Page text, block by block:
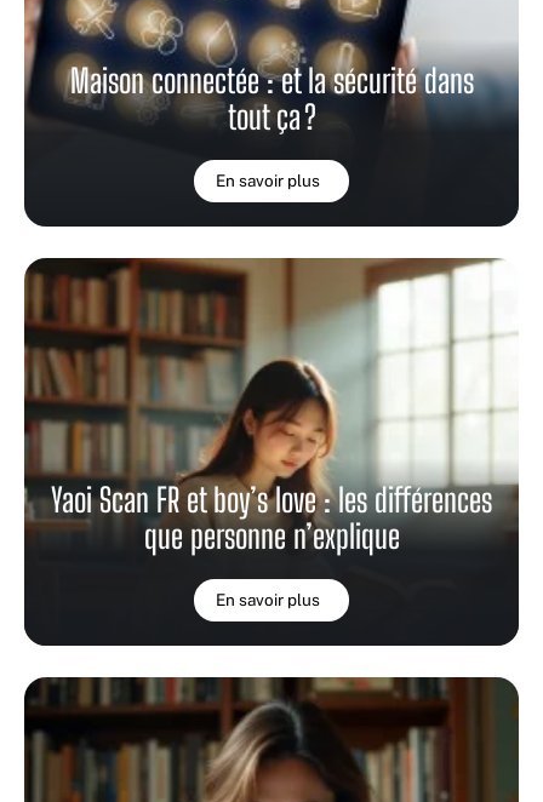
Maison connectée : et la sécurité dans
tout ça ?
En savoir plus
Yaoi Scan FR et boy’s love : les différences
que personne n’explique
En savoir plus